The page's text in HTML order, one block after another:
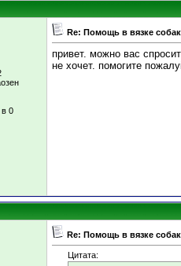
в 0
Re: Помощь в вязке
привет. можно вас
не хочет. помогите
Re: Помощь в вязке
Цитата: